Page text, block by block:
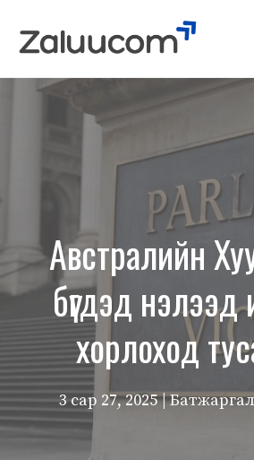
Австралийн
бүгдэд
хорлоход
3 сар 27, 2025 |